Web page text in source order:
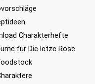
Charakterhefte
für Die letze Rose